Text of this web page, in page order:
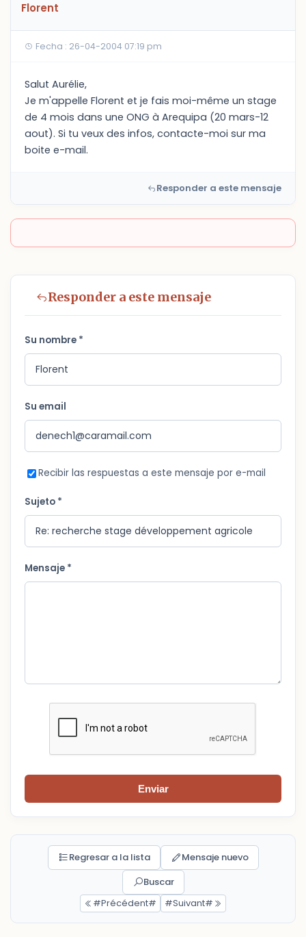
Florent
Fecha : 26-04-2004 07:19 pm
Salut Aurélie,
Je m'appelle Florent et je fais moi-même un stage
de 4 mois dans une ONG à Arequipa (20 mars-12
aout). Si tu veux des infos, contacte-moi sur ma
boite e-mail.
Responder a este mensaje
Responder a este mensaje
Su nombre *
Su email
Recibir las respuestas a este mensaje por e-mail
Sujeto *
Mensaje *
Enviar
Regresar a la lista
Mensaje nuevo
Buscar
#Précédent#
#Suivant#